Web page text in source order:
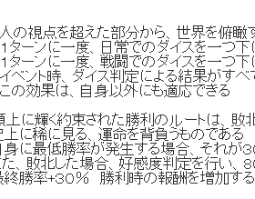
の視点を超えた部分から、世界を俯瞰
度、日常でのダイスを一つ下にず
度、戦闘でのダイスを一つ下にず
ダイス判定による結果がすべて
自身以外にも適応できる
に輝く約束された勝利のルートは、敗
る、運命を背負うものである
率が発生する場合、それが３０
場合、好感度判定を行い、８０
０％ 勝利時の報酬を増加す